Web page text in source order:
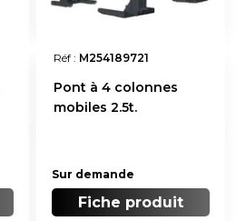
Réf : M254189721
Pont à 4 colonnes
mobiles 2.5t.
Sur demande
Fiche produit